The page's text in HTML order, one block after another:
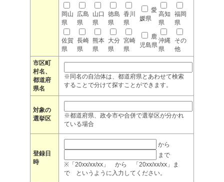
岡山
県
広島
県
山口
県
徳島
県
香川
県
愛
媛県
高知
県
福岡
県
佐賀
県
長崎
県
熊本
県
大分
県
宮崎
県
鹿
児島県
沖縄
県
その
他
市区町
村名、
都道府
県名
※同名の自治体は、都道府県とあわせて検索
することで分けて探すことができます。
対象の
選挙区
※都道府県、政令市や合併で選挙区が分かれ
ている場合
登録日
時
から
まで
※「20xx/xx/xx」 から 「20xx/xx/xx」ま
で というように入力してください。